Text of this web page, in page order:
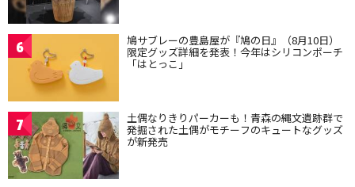
6 鳩サブレーの豊島屋が『鳩の日』（8月10日）
限定グッズ詳細を発表！今年はシリコンポーチ
「はとっこ」
7 土偶なりきりパーカーも！青森の縄文遺跡群で
発掘された土偶がモチーフのキュートなグッズ
が新発売